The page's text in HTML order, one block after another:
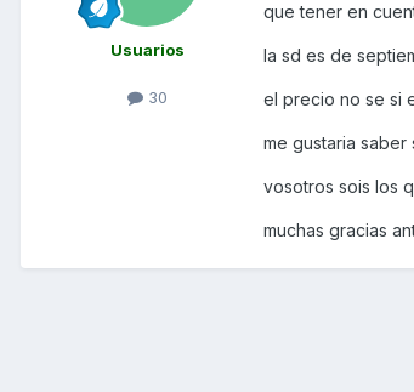
Usuarios
30
que tener en
la sd es de
el precio no se si
me gustaria
vosotros sois los
muchas gracias